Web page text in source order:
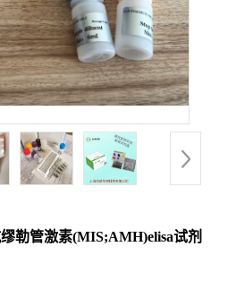
勒管激素(MIS;AMH)elisa试剂